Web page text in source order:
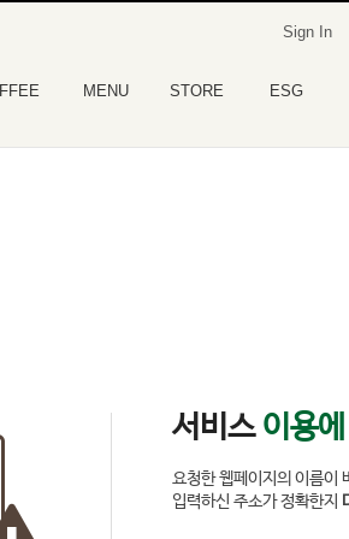
Sign In
MENU STORE ESG
서비스 이용
요청한 웹페이지의 이름이
입력하신 주소가 정확한지